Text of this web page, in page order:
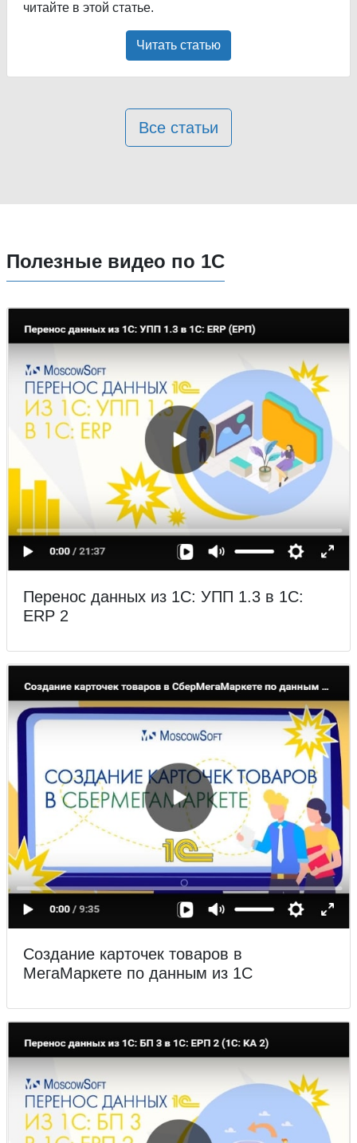
читайте в этой статье.
Читать статью
Все статьи
Полезные видео по 1С
Перенос данных из 1С: УПП 1.3 в 1С:
ERP 2
Создание карточек товаров в
МегаМаркете по данным из 1С